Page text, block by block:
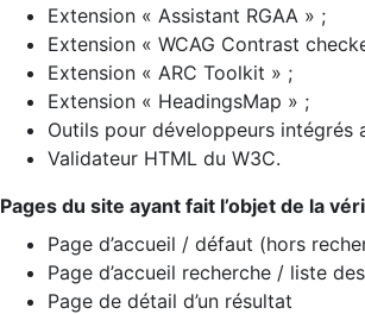
Extension « Assistant RGAA » ;
Extension « WCAG Contrast
Extension « ARC Toolkit » ;
Extension « HeadingsMap » ;
Outils pour développeurs intégrés
Validateur HTML du W3C.
Pages du site ayant fait l’objet de la
Page d’accueil / défaut (hors
Page d’accueil recherche / liste
Page de détail d’un résultat